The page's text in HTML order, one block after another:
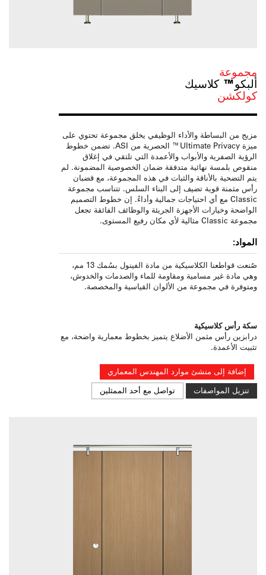
مجموعة
ألبكو™ كلاسيك
كولكشن
مزيج من البساطة والأداء الوظيفي يخلق مجموعة تحتوي على
ميزة Ultimate Privacy™ الحصرية من ASI. تضمن خطوط
الرؤية الصفرية والأبواب والأعمدة التي تلتقي في إغلاق
منقوص بلمسة نهائية متدفقة ضمان الخصوصية المضمونة. لم
يتم التضحية بالأناقة والثبات في هذه المجموعة، مع قضبان
رأس مثمنة قوية تضيف إلى البناء السلس. تتناسب مجموعة
Classic مع أي احتياجات جمالية وأداءً. إن خطوط التصميم
الواضحة وخيارات الأجهزة الجريئة والوظائف الفائقة تجعل
مجموعة Classic مثالية لأي مكان رفيع المستوى.
المواد:
صُنعت قواطعنا الكلاسيكية من مادة الفينول بسُمك 13 مم،
وهي مادة غير مسامية ومقاومة للماء والصدمات والخدوش،
ومتوفرة في مجموعة من الألوان القياسية والمخصصة.
سكة رأس كلاسيكية
درابزين رأس مثمن الأضلاع يتميز بخطوط معمارية واضحة، مع
تثبيت الأعمدة.
إضافة إلى منشئ موارد المهندس المعماري
تنزيل المواصفات تواصل مع أحد الممثلين